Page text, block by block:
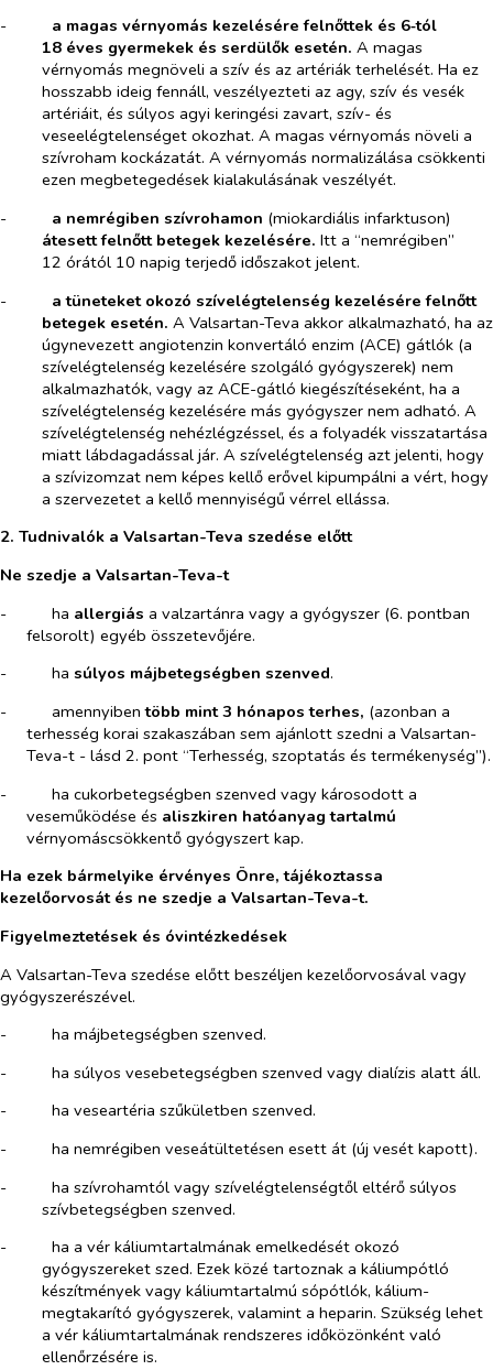
-​
a magas vérnyomás kezelésére felnőttek és 6‑tól
18 éves gyermekek és serdülők esetén. A magas
vérnyomás megnöveli a szív és az artériák terhelését. Ha ez
hosszabb ideig fennáll, veszélyezteti az agy, szív és vesék
artériáit, és súlyos agyi keringési zavart, szív- és
veseelégtelenséget okozhat. A magas vérnyomás növeli a
szívroham kockázatát. A vérnyomás normalizálása csökkenti
ezen megbetegedések kialakulásának veszélyét.
-​
a nemrégiben szívrohamon (miokardiális infarktuson)
átesett felnőtt betegek kezelésére. Itt a “nemrégiben”
12 órától 10 napig terjedő időszakot jelent.
-​
a tüneteket okozó szívelégtelenség kezelésére felnőtt
betegek esetén. A Valsartan-Teva akkor alkalmazható, ha az
úgynevezett angiotenzin konvertáló enzim (ACE) gátlók (a
szívelégtelenség kezelésére szolgáló gyógyszerek) nem
alkalmazhatók, vagy az ACE-gátló kiegészítéseként, ha a
szívelégtelenség kezelésére más gyógyszer nem adható. A
szívelégtelenség nehézlégzéssel, és a folyadék visszatartása
miatt lábdagadással jár. A szívelégtelenség azt jelenti, hogy
a szívizomzat nem képes kellő erővel kipumpálni a vért, hogy
a szervezetet a kellő mennyiségű vérrel ellássa.
2. Tudnivalók a Valsartan-Teva szedése előtt
Ne szedje a Valsartan-Teva-t
-​
ha allergiás a valzartánra vagy a gyógyszer (6. pontban
felsorolt) egyéb összetevőjére.
-​
ha súlyos májbetegségben szenved.
-​
amennyibentöbb mint 3 hónapos terhes, (azonban a
terhesség korai szakaszában sem ajánlott szedni a Valsartan-
Teva-t - lásd 2. pont “Terhesség, szoptatás és termékenység”).
-​
ha cukorbetegségben szenved vagy károsodott a
veseműködése és aliszkiren hatóanyag tartalmú
vérnyomáscsökkentő gyógyszert kap.
Ha ezek bármelyike érvényes Önre, tájékoztassa
kezelőorvosát és ne szedje a Valsartan-Teva-t.
Figyelmeztetések és óvintézkedések
A Valsartan-Teva szedése előtt beszéljen kezelőorvosával vagy
gyógyszerészével.
-​
ha májbetegségben szenved.
-​
ha súlyos vesebetegségben szenved vagy dialízis alatt áll.
-​
ha veseartéria szűkületben szenved.
-​
ha nemrégiben veseátültetésen esett át (új vesét kapott).
-​
ha szívrohamtól vagy szívelégtelenségtől eltérő súlyos
szívbetegségben szenved.
-​
ha a vér káliumtartalmának emelkedését okozó
gyógyszereket szed. Ezek közé tartoznak a káliumpótló
készítmények vagy káliumtartalmú sópótlók, kálium-
megtakarító gyógyszerek, valamint a heparin. Szükség lehet
a vér káliumtartalmának rendszeres időközönként való
ellenőrzésére is.